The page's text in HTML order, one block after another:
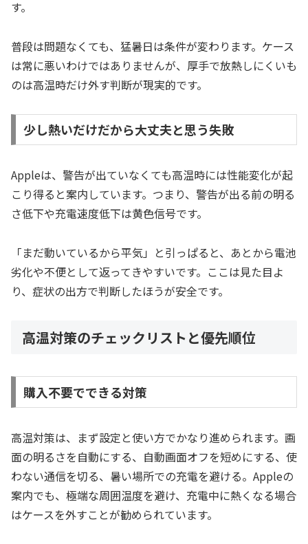
す。
普段は問題なくても、猛暑日は条件が変わります。ケース
は常に悪いわけではありませんが、厚手で放熱しにくいも
のは高温時だけ外す判断が現実的です。
少し熱いだけだから大丈夫と思う失敗
Appleは、警告が出ていなくても高温時には性能変化が起
こり得ると案内しています。つまり、警告が出る前の明る
さ低下や充電速度低下は黄色信号です。
「まだ動いているから平気」と引っぱると、あとから電池
劣化や不便として返ってきやすいです。ここは見た目よ
り、症状の出方で判断したほうが安全です。
高温対策のチェックリストと優先順位
購入不要でできる対策
高温対策は、まず設定と使い方でかなり進められます。画
面の明るさを自動にする、自動画面オフを短めにする、使
わない通信を切る、暑い場所での充電を避ける。Appleの
案内でも、極端な周囲温度を避け、充電中に熱くなる場合
はケースを外すことが勧められています。